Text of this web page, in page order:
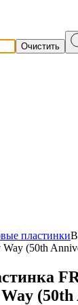
Очистить
пластинки
(50th